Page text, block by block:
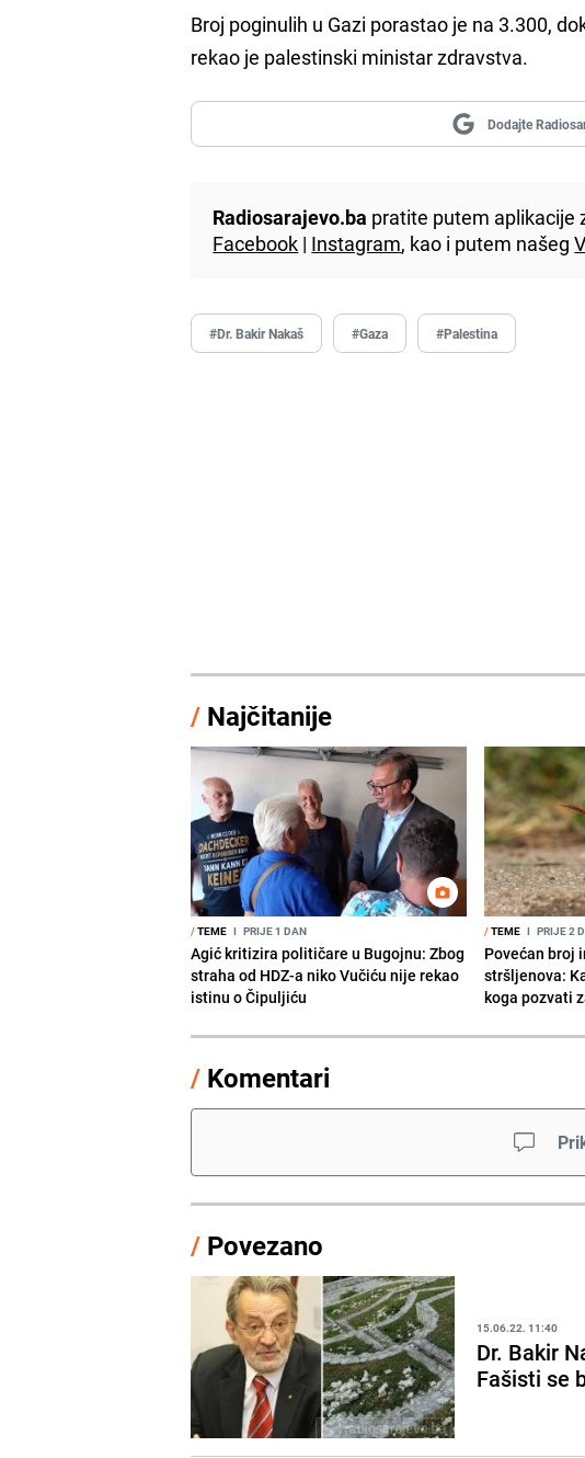
Broj poginulih u Gazi porastao je na 3.300,
rekao je palestinski ministar zdravstva.
Dodajte
Radiosarajevo.ba pratite putem aplikacije
Facebook | Instagram, kao i putem našeg
#Dr. Bakir Nakaš #Gaza #Palestina
/ Najčitanije
/TEME I PRIJE 1 DAN
Agić kritizira političare u Bugojnu: Zbog
straha od HDZ-a niko Vučiću nije rekao
istinu o Čipuljiću
/TEME I PRIJE 2
Povećan broj
stršljenova:
koga pozvati
/ Komentari
/ Povezano
15.06.22. 11:40
Dr. Bakir
Fašisti se